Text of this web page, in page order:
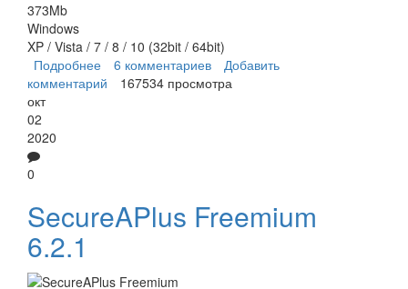
373Mb
Windows
XP / Vista / 7 / 8 / 10 (32bit / 64bit)
Подробнее о Avast Free Antivirus
6 комментариев
Добавить
комментарий
167534 просмотра
окт
02
2020
0
SecureAPlus Freemium
6.2.1